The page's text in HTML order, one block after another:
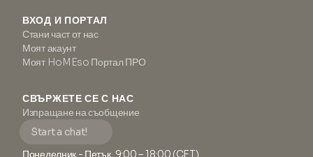
ВХОД И ПОРТАЛ
Стани част от нас
Моят акаунт
Моят HoMEso Портал ПРО
СВЪРЖЕТЕ СЕ С НАС
Изпращане на съобщение
Start a chat!